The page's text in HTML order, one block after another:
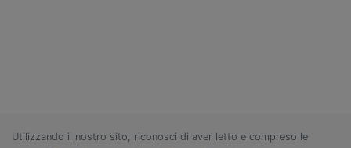
Utilizzando il nostro sito, riconosci di aver letto e compreso le